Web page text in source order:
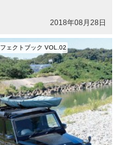
2018年08月28日
ェクトブック VOL.02